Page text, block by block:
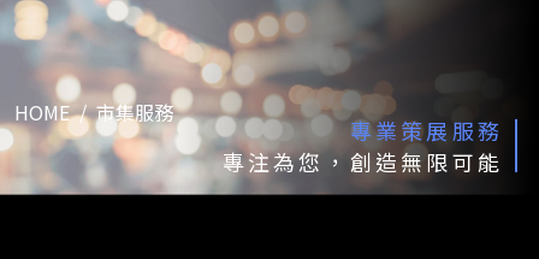
HOME 市集服務
專業策展服務
專注為您，創造無限可能